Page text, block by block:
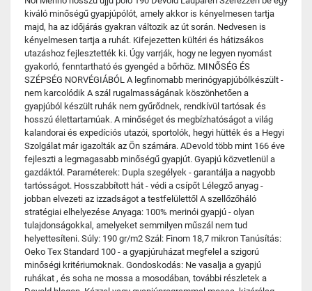
kiváló minőségű gyapjúpólót, amely akkor is kényelmesen tartja
majd, ha az időjárás gyakran változik az út során. Nedvesen is
kényelmesen tartja a ruhát. Kifejezetten kültéri és hátizsákos
utazáshoz fejlesztették ki. Úgy varrják, hogy ne legyen nyomást
gyakorló, fenntartható és gyengéd a bőrhöz. MINŐSÉG ÉS
SZÉPSÉG NORVÉGIÁBÓL A legfinomabb merinógyapjúbólkészült -
nem karcolódik A szál rugalmasságának köszönhetően a
gyapjúból készült ruhák nem gyűrődnek, rendkívül tartósak és
hosszú élettartamúak. A minőséget és megbízhatóságot a világ
kalandorai és expedíciós utazói, sportolók, hegyi hütték és a Hegyi
Szolgálat már igazolták az Ön számára. ADevold több mint 166 éve
fejleszti a legmagasabb minőségű gyapjút. Gyapjú közvetlenül a
gazdáktól. Paraméterek: Dupla szegélyek - garantálja a nagyobb
tartósságot. Hosszabbított hát - védi a csípőt Lélegző anyag -
jobban elvezeti az izzadságot a testfelülettől A szellőzőháló
stratégiai elhelyezése Anyaga: 100% merinói gyapjú - olyan
tulajdonságokkal, amelyeket semmilyen műszál nem tud
helyettesíteni. Súly: 190 gr/m2 Szál: Finom 18,7 mikron Tanúsítás:
Oeko Tex Standard 100 - a gyapjúruházat megfelel a szigorú
minőségi kritériumoknak. Gondoskodás: Ne vasalja a gyapjú
ruhákat , és soha ne mossa a mosodában, további részletek a